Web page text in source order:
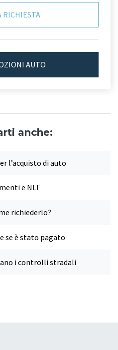
AUTO
anche:
l’acquisto di auto
e NLT
richiederlo?
se è stato pagato
i controlli stradali